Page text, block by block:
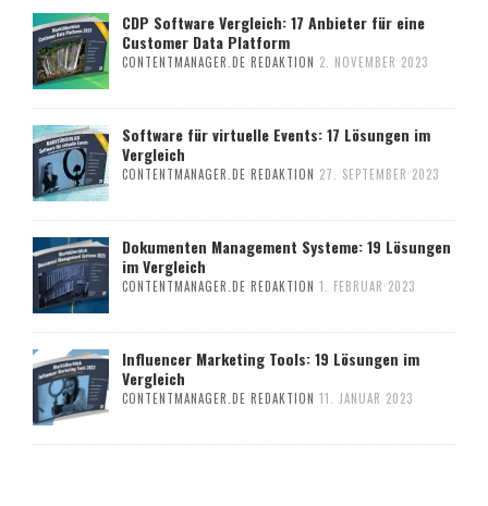
CDP Software Vergleich: 17 Anbieter für eine
Customer Data Platform
CONTENTMANAGER.DE REDAKTION 2. NOVEMBER 2023
Software für virtuelle Events: 17 Lösungen im
Vergleich
CONTENTMANAGER.DE REDAKTION 27. SEPTEMBER 2023
Dokumenten Management Systeme: 19 Lösungen
im Vergleich
CONTENTMANAGER.DE REDAKTION 1. FEBRUAR 2023
Influencer Marketing Tools: 19 Lösungen im
Vergleich
CONTENTMANAGER.DE REDAKTION 11. JANUAR 2023